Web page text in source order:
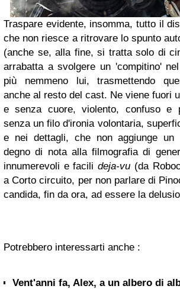
Traspare evidente, insomma, tutto il
che non riesce a ritrovare lo spunto
(anche se, alla fine, si tratta solo di
arrabatta a svolgere un 'compitino'
più nemmeno lui, trasmettendo
anche al resto del cast. Ne viene fuori
e senza cuore, violento, confuso e
senza un filo d'ironia volontaria,
e nei dettagli, che non aggiunge un
degno di nota alla filmografia di
innumerevoli e facilideja-vu (da
aCorto circuito, per non parlare di
candida, fin da ora, ad essere la
Potrebbero interessarti anche :
Vent'anni fa, Alex, a un albero di